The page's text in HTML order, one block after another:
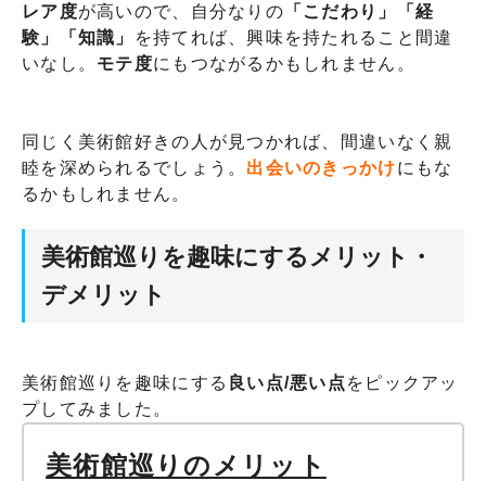
レア度が高いので、自分なりの 「こだわり」「経
験」「知識」
を持てれば、興味を持たれること間違
いなし。 モテ度にもつながるかもしれません。
同じく美術館好きの人が見つかれば、間違いなく親
睦を深められるでしょう。 出会いのきっかけにもな
るかもしれません。
美術館巡りを趣味にするメリット・
デメリット
美術館巡りを趣味にする 良い点/悪い点 をピックアッ
プしてみました。
美術館巡りのメリット